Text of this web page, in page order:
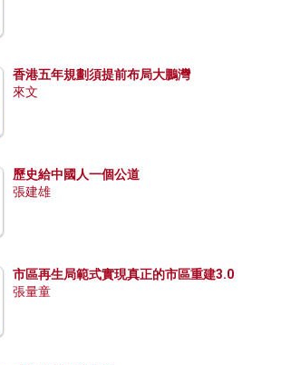
香港五年規劃須提前布局大鵬灣
來文
歷史給中國人一個公道
張建雄
市區再生局範式實現真正的市區重建3.0
張量童